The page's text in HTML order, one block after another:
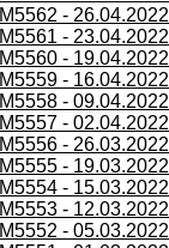
M5562 - 26.04.2022
M5561 - 23.04.2022
M5560 - 19.04.2022
M5559 - 16.04.2022
M5558 - 09.04.2022
M5557 - 02.04.2022
M5556 - 26.03.2022
M5555 - 19.03.2022
M5554 - 15.03.2022
M5553 - 12.03.2022
M5552 - 05.03.2022